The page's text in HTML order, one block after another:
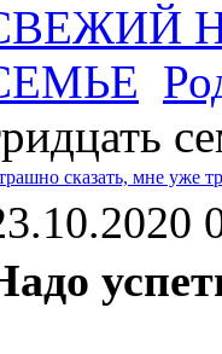
сказать, мне уже